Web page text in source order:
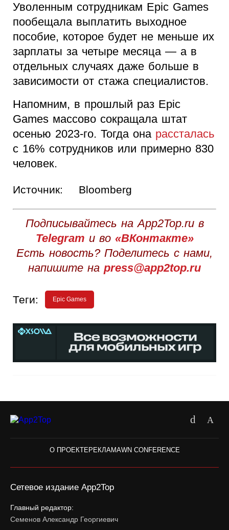
Уволенным сотрудникам Epic Games
пообещала выплатить выходное
пособие, которое будет не меньше их
зарплаты за четыре месяца — а в
отдельных случаях даже больше в
зависимости от стажа специалистов.
Напомним, в прошлый раз Epic
Games массово сокращала штат
осенью 2023-го. Тогда она рассталась
с 16% сотрудников или примерно 830
человек.
Источник: Bloomberg
Подписывайтесь на App2Top.ru в
Telegram и во «ВКонтакте»
Есть новость? Поделитесь с нами,
напишите на press@app2top.ru
Теги: Epic Games
О ПРОЕКТЕРЕКЛАМАWN CONFERENCE
Сетевое издание App2Top
Главный редактор:
Семенов Александр Георгиевич